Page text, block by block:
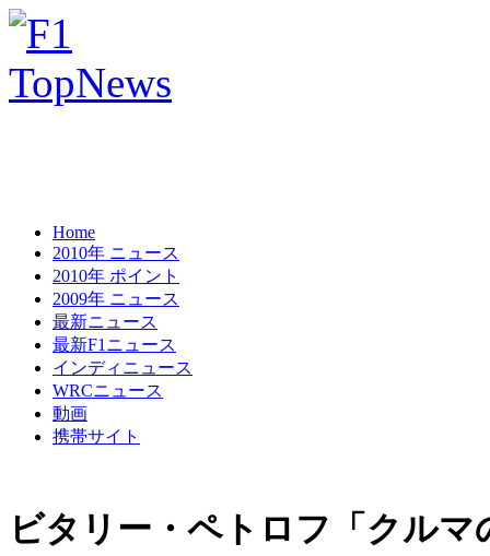
Home
2010年 ニュース
2010年 ポイント
2009年 ニュース
最新ニュース
最新F1ニュース
インディニュース
WRCニュース
動画
携帯サイト
ビタリー・ペトロフ「クル